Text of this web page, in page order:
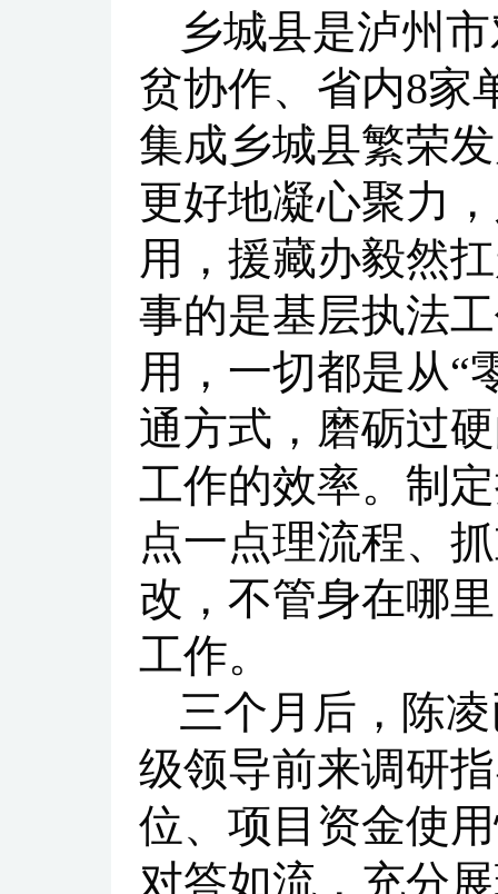
乡城县是泸州
贫协作、省内8家
集成乡城县繁荣
更好地凝心聚力
用，援藏办毅然
事的是基层执法
用，一切都是从“
通方式，磨砺过
工作的效率。制
点一点理流程、
改，不管身在哪
工作。
三个月后，陈
级领导前来调研
位、项目资金使
对答如流，充分